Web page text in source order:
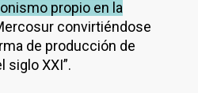
propio en la
convirtiéndose
de producción de
siglo XXI”.